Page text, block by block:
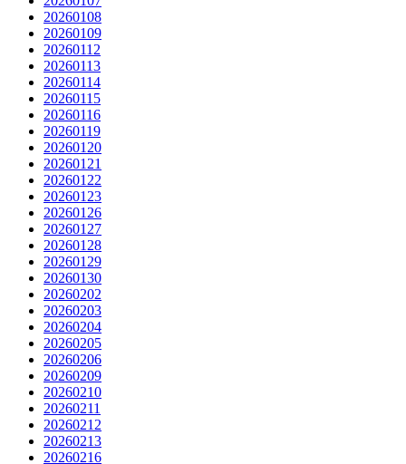
20260108
20260109
20260112
20260113
20260114
20260115
20260116
20260119
20260120
20260121
20260122
20260123
20260126
20260127
20260128
20260129
20260130
20260202
20260203
20260204
20260205
20260206
20260209
20260210
20260211
20260212
20260213
20260216